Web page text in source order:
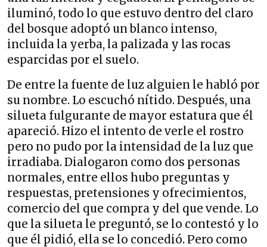
iluminó, todo lo que estuvo dentro del claro
del bosque adoptó un blanco intenso,
incluida la yerba, la palizada y las rocas
esparcidas por el suelo.
De entre la fuente de luz alguien le habló por
su nombre. Lo escuchó nítido. Después, una
silueta fulgurante de mayor estatura que él
apareció. Hizo el intento de verle el rostro
pero no pudo por la intensidad de la luz que
irradiaba. Dialogaron como dos personas
normales, entre ellos hubo preguntas y
respuestas, pretensiones y ofrecimientos,
comercio del que compra y del que vende. Lo
que la silueta le preguntó, se lo contestó y lo
que él pidió, ella se lo concedió. Pero como